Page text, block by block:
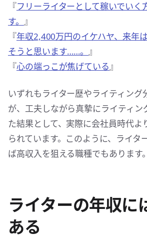
『フリーライターとして稼いでいく
す。 』
『年収2,400万円のイケハヤ、来年
そうと思います……。』
『心の端っこが焦げている』
いずれもライター歴やライティング
が、工夫しながら真摯にライティン
た結果として、実際に会社員時代よ
られています。このように、ライタ
ば高収入を狙える職種でもあります。
ライターの年収に
ある